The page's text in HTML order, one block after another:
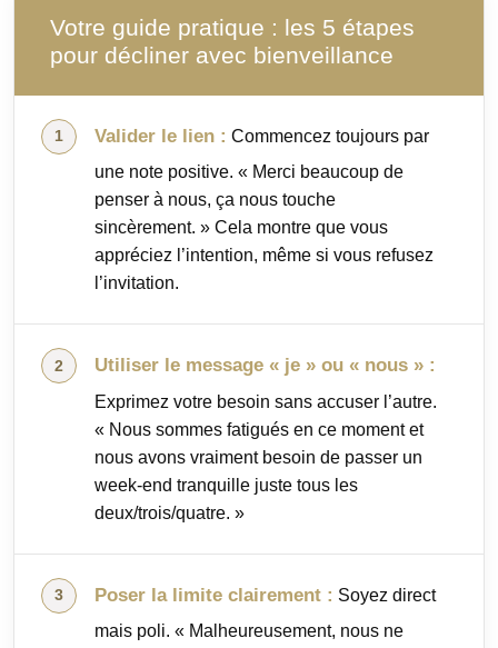
Votre guide pratique : les 5 étapes
pour décliner avec bienveillance
Valider le lien : Commencez toujours par
une note positive. « Merci beaucoup de
penser à nous, ça nous touche
sincèrement. » Cela montre que vous
appréciez l’intention, même si vous refusez
l’invitation.
Utiliser le message « je » ou « nous » :
Exprimez votre besoin sans accuser l’autre.
« Nous sommes fatigués en ce moment et
nous avons vraiment besoin de passer un
week-end tranquille juste tous les
deux/trois/quatre. »
Poser la limite clairement : Soyez direct
mais poli. « Malheureusement, nous ne